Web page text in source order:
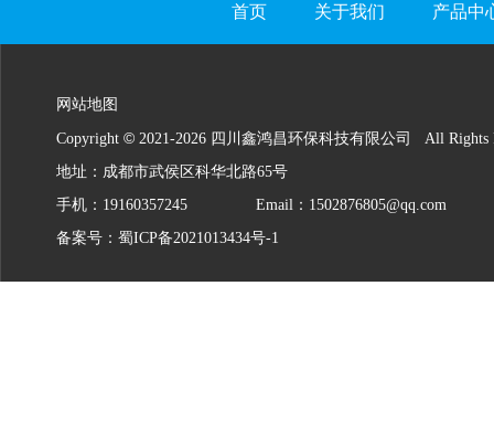
首页 关于我们 产品中
网站地图
Copyright © 2021-2026 四川鑫鸿昌环保科技有限公司 All Rights
地址：成都市武侯区科华北路65号
手机：19160357245
Email：1502876805@qq.com
备案号： 蜀ICP备2021013434号-1